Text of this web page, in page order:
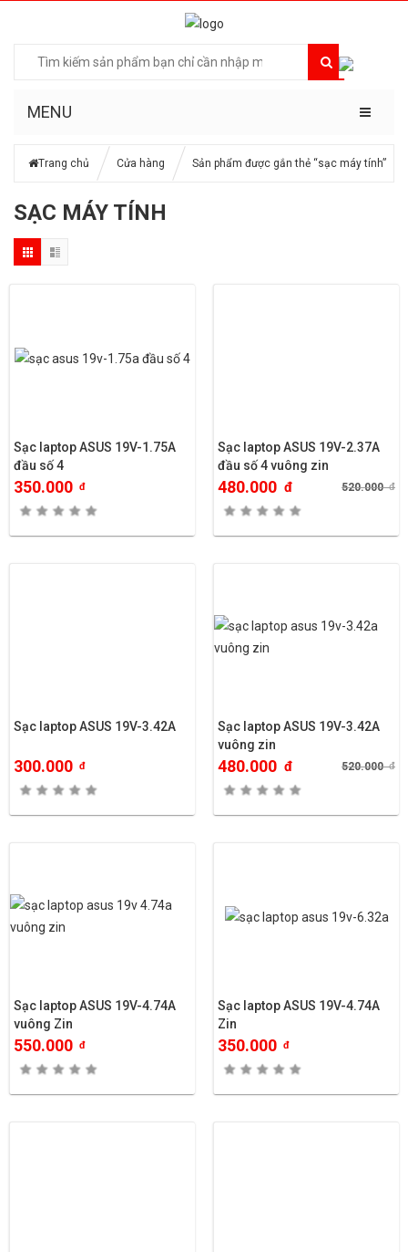
MENU
Trang chủ Cửa hàng Sản phẩm được gắn thẻ “sạc máy tính”
SẠC MÁY TÍNH
Sạc laptop ASUS 19V-1.75A
đầu số 4
350.000 đ
Sạc laptop ASUS 19V-2.37A
đầu số 4 vuông zin
480.000 đ 520.000đ
Sạc laptop ASUS 19V-3.42A
300.000 đ
Sạc laptop ASUS 19V-3.42A
vuông zin
480.000 đ 520.000đ
Sạc laptop ASUS 19V-4.74A
vuông Zin
550.000 đ
Sạc laptop ASUS 19V-4.74A
Zin
350.000 đ